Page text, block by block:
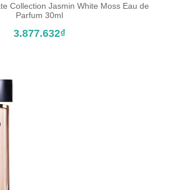
TRƯỚC SẢN PHẨM
Collection Jasmin White Moss Eau de
Parfum 30ml
3.877.632₫